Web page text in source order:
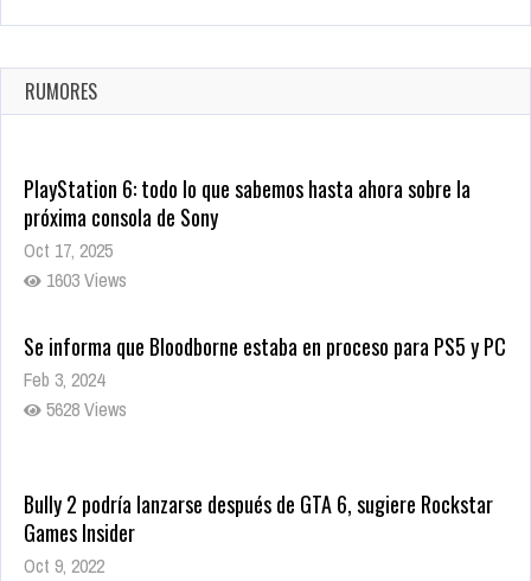
La configuración de Call of Duty 2021 aparentemente ya fue
Ago 8, 2021
10002 Views
RUMORES
PlayStation 6: todo lo que sabemos hasta ahora sobre la
próxima consola de Sony
Oct 17, 2025
1603 Views
Se informa que Bloodborne estaba en proceso para PS5 y PC
Feb 3, 2024
5628 Views
Bully 2 podría lanzarse después de GTA 6, sugiere Rockstar
Games Insider
Oct 9, 2022